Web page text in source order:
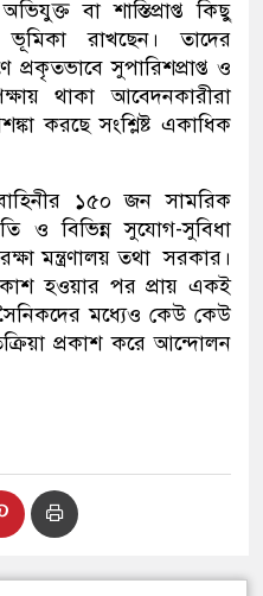
বা শাস্তিপ্রাপ্ত কিছু
রাখছেন। তাদের
সুপারিশপ্রাপ্ত ও
থাকা আবেদনকারীরা
করছে সংশ্লিষ্ট একাধিক
১৫০ জন সামরিক
ও বিভিন্ন সুযোগ-সুবিধা
মন্ত্রণালয় তথা সরকার।
হওয়ার পর প্রায় একই
মধ্যেও কেউ কেউ
প্রকাশ করে আন্দোলন